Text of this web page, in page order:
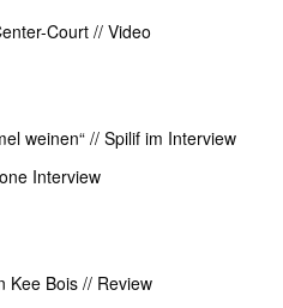
Court // Video
weinen“ // Spilif im Interview
Interview
Kee Bois // Review